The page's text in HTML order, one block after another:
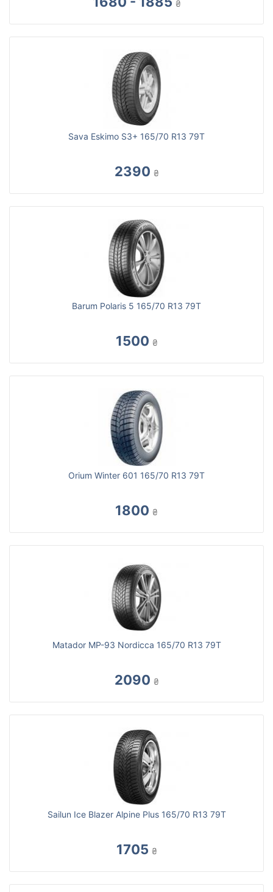
₴
Sava Eskimo S3+ 165/70 R13 79T
2390 ₴
Barum Polaris 5 165/70 R13 79T
1500 ₴
Orium Winter 601 165/70 R13 79T
1800 ₴
Matador MP-93 Nordicca 165/70 R13 79T
2090 ₴
Sailun Ice Blazer Alpine Plus 165/70 R13 79T
1705 ₴